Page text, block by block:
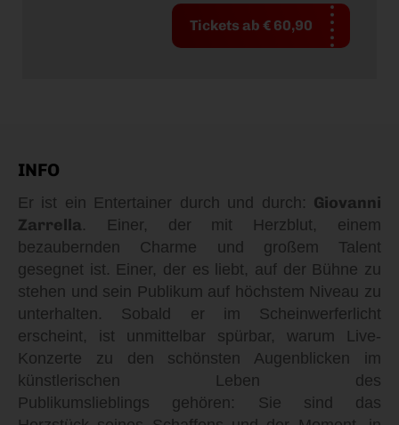
Tickets ab € 60,90
INFO
Er ist ein Entertainer durch und durch: Giovanni
Zarrella. Einer, der mit Herzblut, einem
bezaubernden Charme und großem Talent
gesegnet ist. Einer, der es liebt, auf der Bühne zu
stehen und sein Publikum auf höchstem Niveau zu
unterhalten. Sobald er im Scheinwerferlicht
erscheint, ist unmittelbar spürbar, warum Live-
Konzerte zu den schönsten Augenblicken im
künstlerischen Leben des
Publikumslieblings gehören: Sie sind das